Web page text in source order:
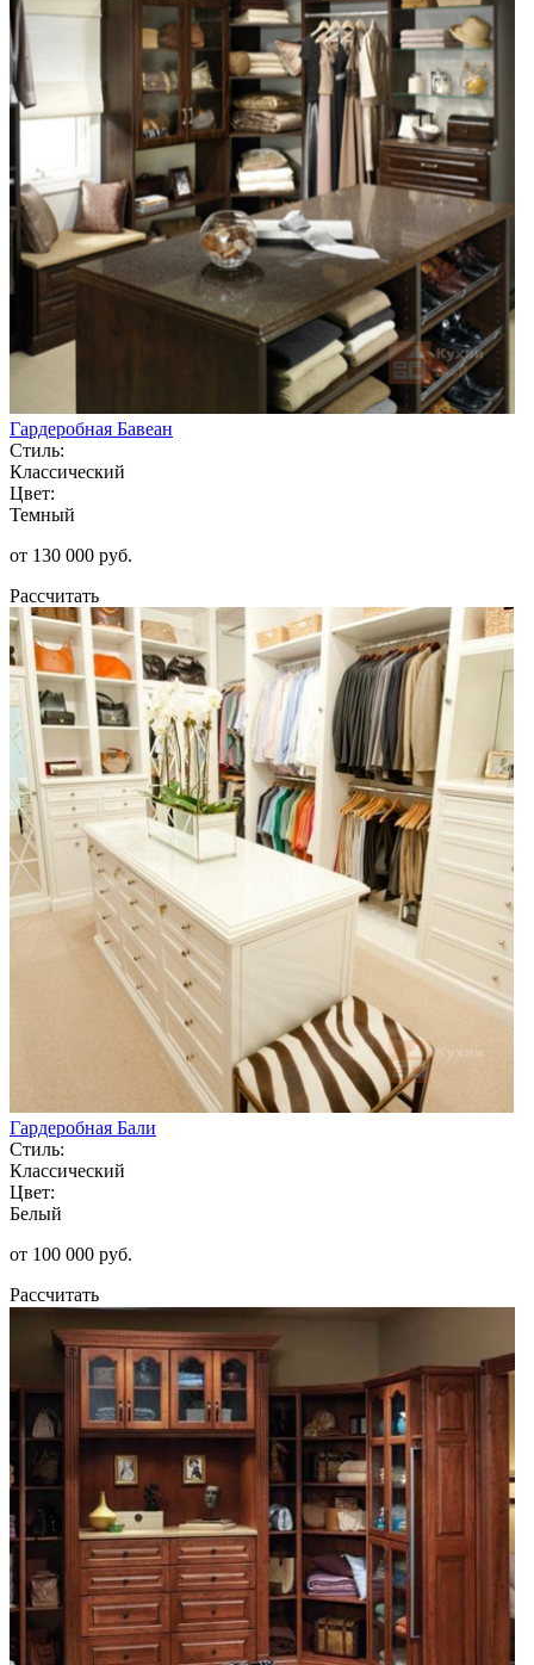
Гардеробная Бавеан
Стиль:
Классический
Цвет:
Темный
от 130 000 руб.
Рассчитать
Гардеробная Бали
Стиль:
Классический
Цвет:
Белый
от 100 000 руб.
Рассчитать